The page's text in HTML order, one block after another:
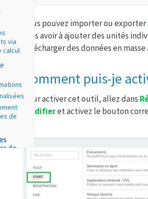
via
calcul
de
de
Vous pouvez importer ou
sans avoir à ajouter des unités
télécharger des données en
Comment puis-je
Pour activer cet outil, allez dans
Modifieret activez le bouton